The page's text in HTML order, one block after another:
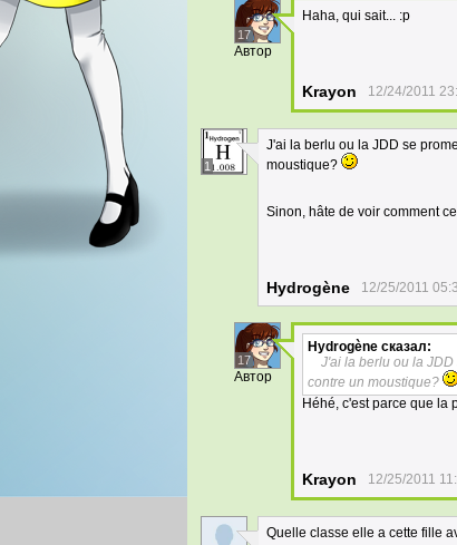
17
Автор
Haha, qui sait... :p
Krayon 12/24/2011
1
J'ai la berlu ou la JDD se
moustique?
Sinon, hâte de voir comment
Hydrogène 12/25/2011
17
Автор
Hydrogène сказал:
J'ai la berlu ou la
contre un moustique?
Héhé, c'est parce que la
Krayon 12/25/2011
Quelle classe elle a cette fille